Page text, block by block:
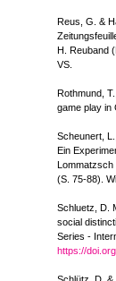
Reus, G. &
H. Reuband
VS.
Rothmund,
game play in
Scheunert,
Ein
Lommatzsch
(S. 75-88).
Schluetz, D.
social
Series -
https://